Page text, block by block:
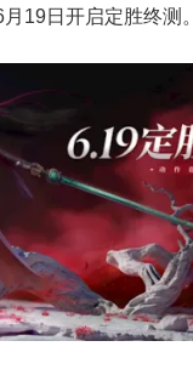
月19日开启定胜终测。